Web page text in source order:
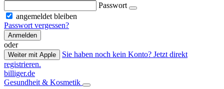
Passwort
angemeldet bleiben
Passwort vergessen?
Anmelden
oder
Weiter mit Apple
Sie haben noch kein Konto? Jetzt direkt
registrieren.
billiger.de
Gesundheit & Kosmetik